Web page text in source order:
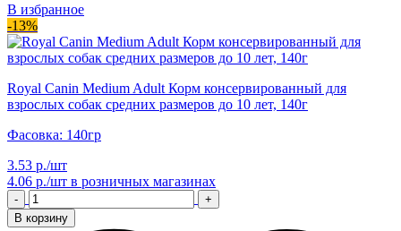
В избранное
-13%
Royal Canin Medium Adult Корм консервированный для
взрослых собак средних размеров до 10 лет, 140г
Фасовка: 140гр
3.53 р./шт
4.06 р./шт в розничных магазинах
-
+
В корзину